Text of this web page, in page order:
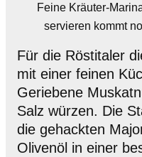
Feine Kräuter-
servieren kommt
Für die Röstitaler
mit einer feinen
Geriebene
Salz würzen. Die
die gehackten
Olivenöl in einer